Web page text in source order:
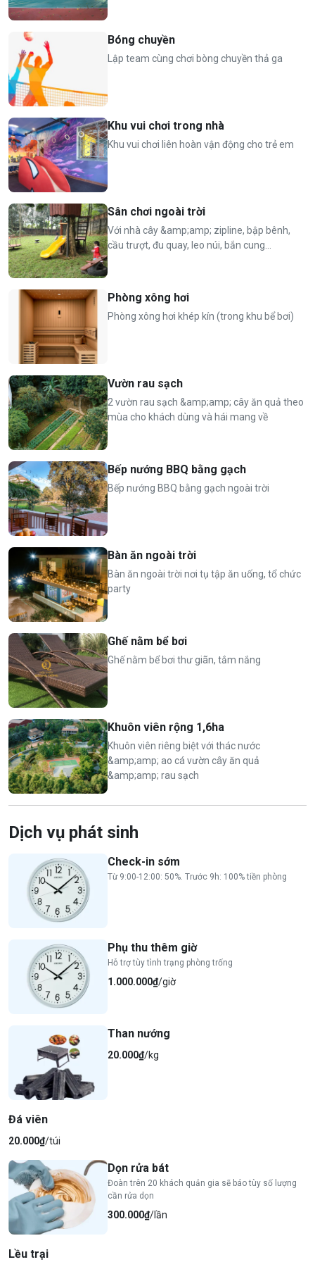
👨‍👩‍👧‍👦Giá phòng tiêu chuẩn
Tiêu chuẩn 10 người (riêng thứ 7 tiêu chuẩn 20 người)
Nhận tối đa 55 người (bao gồm trẻ em)
Phụ thu vượt tiêu chuẩn: 250.000 VND/ người
⏰Nhận phòng 15h, trả phòng 13h hôm sau
Bóng chuyền
Lập team cùng chơi bòng chuyền thả ga
Khu vui chơi trong nhà
Khu vui chơi liên hoàn vận động cho trẻ em
Sân chơi ngoài trời
Với nhà cây &amp;amp; zipline, bập bênh,
cầu trượt, đu quay, leo núi, bắn cung...
Phòng xông hơi
Phòng xông hơi khép kín (trong khu bể bơi)
Vườn rau sạch
2 vườn rau sạch &amp;amp; cây ăn quả theo
mùa cho khách dùng và hái mang về
Bếp nướng BBQ bằng gạch
Bếp nướng BBQ bằng gạch ngoài trời
Bàn ăn ngoài trời
Bàn ăn ngoài trời nơi tụ tập ăn uống, tổ chức
party
Ghế nằm bể bơi
Ghế nằm bể bơi thư giãn, tắm nắng
Khuôn viên rộng 1,6ha
Khuôn viên riêng biệt với thác nước
&amp;amp; ao cá vườn cây ăn quả
&amp;amp; rau sạch
Dịch vụ phát sinh
Check-in sớm
Từ 9:00-12:00: 50%. Trước 9h: 100% tiền phòng
Phụ thu thêm giờ
Hỗ trợ tùy tình trạng phòng trống
1.000.000₫/giờ
Than nướng
20.000₫/kg
Đá viên
20.000₫/túi
Dọn rửa bát
Đoàn trên 20 khách quản gia sẽ báo tùy số lượng
cần rửa dọn
300.000₫/lần
Lều trại